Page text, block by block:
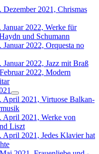
Dezember 2021, Chrismas
Januar 2022, Werke für
und Schumann
Januar 2022, Orquesta no
Januar 2022, Jazz mit Braß
2022, Modern
April 2021, Virtuose Balkan-
April 2021, Werke von
Liszt
April 2021, Jedes Klavier hat